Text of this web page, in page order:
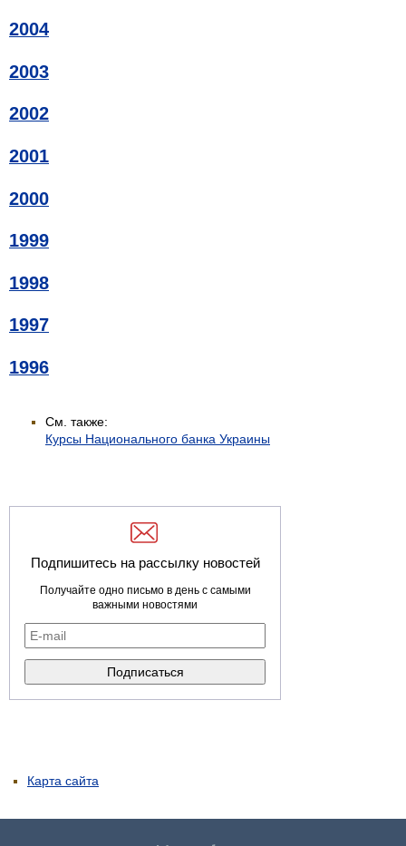
2004
2003
2002
2001
2000
1999
1998
1997
1996
См. также:
Курсы Национального банка Украины
Подпишитесь на рассылку новостей
Получайте одно письмо в день с самыми
важными новостями
Карта сайта